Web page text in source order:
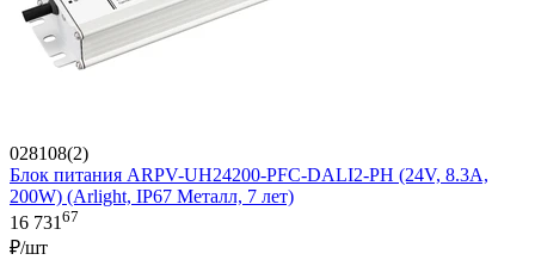
028108(2)
Блок питания ARPV-UH24200-PFC-DALI2-PH (24V, 8.3A,
200W) (Arlight, IP67 Металл, 7 лет)
16 731 67
₽/шт